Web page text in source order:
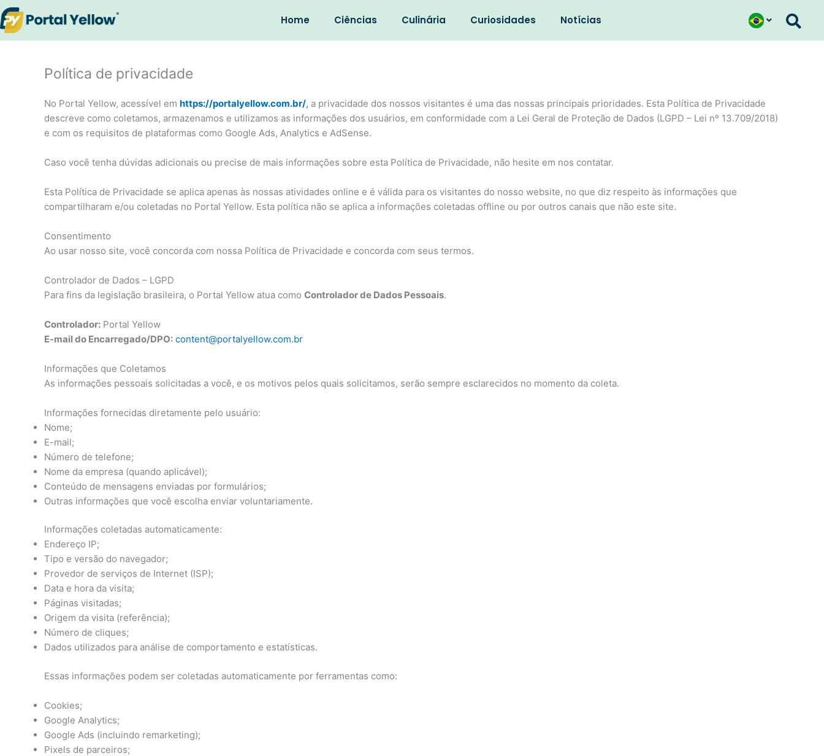
Ir
para
o
Home Ciências Culinária Curiosidades Notícias
Política de privacidade
No Portal Yellow, acessível em https://portalyellow.com.br/, a privacidade dos nossos visitantes é uma das nossas principais prioridades. Esta Política de Privacidade
descreve como coletamos, armazenamos e utilizamos as informações dos usuários, em conformidade com a Lei Geral de Proteção de Dados (LGPD – Lei nº 13.709/2018)
e com os requisitos de plataformas como Google Ads, Analytics e AdSense.
Caso você tenha dúvidas adicionais ou precise de mais informações sobre esta Política de Privacidade, não hesite em nos contatar.
Esta Política de Privacidade se aplica apenas às nossas atividades online e é válida para os visitantes do nosso website, no que diz respeito às informações que
compartilharam e/ou coletadas no Portal Yellow. Esta política não se aplica a informações coletadas offline ou por outros canais que não este site.
Consentimento
Ao usar nosso site, você concorda com nossa Política de Privacidade e concorda com seus termos.
Controlador de Dados – LGPD
Para fins da legislação brasileira, o Portal Yellow atua como Controlador de Dados Pessoais.
Controlador: Portal Yellow
E-mail do Encarregado/DPO: content@portalyellow.com.br
Informações que Coletamos
As informações pessoais solicitadas a você, e os motivos pelos quais solicitamos, serão sempre esclarecidos no momento da coleta.
Informações fornecidas diretamente pelo usuário:
Nome;
E-mail;
Número de telefone;
Nome da empresa (quando aplicável);
Conteúdo de mensagens enviadas por formulários;
Outras informações que você escolha enviar voluntariamente.
Informações coletadas automaticamente:
Endereço IP;
Tipo e versão do navegador;
Provedor de serviços de Internet (ISP);
Data e hora da visita;
Páginas visitadas;
Origem da visita (referência);
Número de cliques;
Dados utilizados para análise de comportamento e estatísticas.
Essas informações podem ser coletadas automaticamente por ferramentas como:
Cookies;
Google Analytics;
Google Ads (incluindo remarketing);
Pixels de parceiros;